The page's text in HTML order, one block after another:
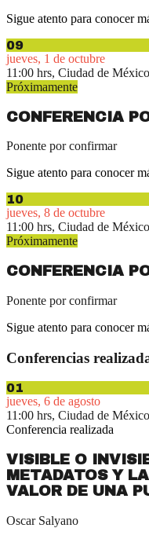
Sigue atento para conocer
09
jueves, 1 de octubre
11:00 hrs, Ciudad de México
Próximamente
CONFERENCIA
Ponente por confirmar
Sigue atento para conocer
10
jueves, 8 de octubre
11:00 hrs, Ciudad de México
Próximamente
CONFERENCIA
Ponente por confirmar
Sigue atento para conocer
Conferencias
01
jueves, 6 de agosto
11:00 hrs, Ciudad de México
Conferencia realizada
VISIBLE O
METADATOS Y
VALOR DE UNA
Oscar Salyano